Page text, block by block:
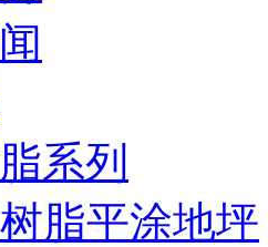
系列
脂平涂地坪